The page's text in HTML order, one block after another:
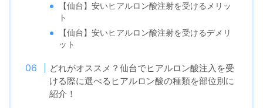
【仙台】安いヒアルロン酸注射を受けるメリッ
ト
【仙台】安いヒアルロン酸注射を受けるデメリ
ット
どれがオススメ？仙台でヒアルロン酸注入を受
ける際に選べるヒアルロン酸の種類を部位別に
紹介！